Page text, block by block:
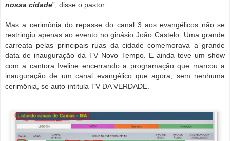
nossa cidade”, disse o pastor.
Mas a cerimônia do repasse do canal 3 aos evangélicos não se
restringiu apenas ao evento no ginásio João Castelo. Uma grande
carreata pelas principais ruas da cidade comemorava a grande
data de inauguração da TV Novo Tempo. E ainda teve um show
com a cantora Iveline encerrando a programação que marcou a
inauguração de um canal evangélico que agora, sem nenhuma
cerimônia, se auto-intitula TV DA VERDADE.